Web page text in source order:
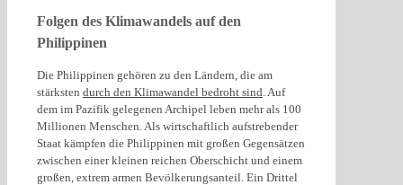
Folgen des Klimawandels auf den
Philippinen
Die Philippinen gehören zu den Ländern, die am
stärksten durch den Klimawandel bedroht sind . Auf
dem im Pazifik gelegenen Archipel leben mehr als 100
Millionen Menschen. Als wirtschaftlich aufstrebender
Staat kämpfen die Philippinen mit großen Gegensätzen
zwischen einer kleinen reichen Oberschicht und einem
großen, extrem armen Bevölkerungsanteil. Ein Drittel